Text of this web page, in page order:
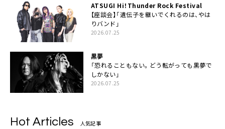
ATSUGI Hi！Thunder Rock Festival
【座談会】「遺伝子を継いでくれるのは、やは
りバンド」
2026.07.25
黒夢
「恐れることもない。どう転がっても黒夢で
しかない」
2026.07.25
Hot Articles 人気記事